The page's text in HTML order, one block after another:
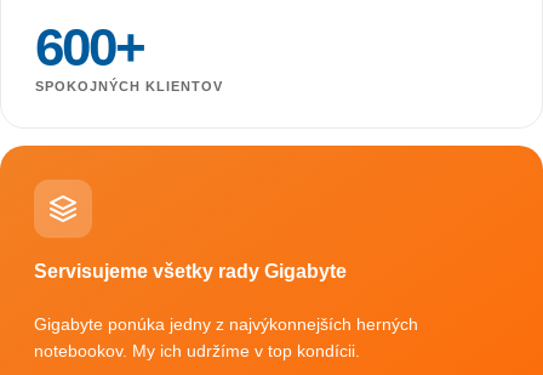
600+
SPOKOJNÝCH KLIENTOV
Servisujeme všetky rady Gigabyte
Gigabyte ponúka jedny z najvýkonnejších herných
notebookov. My ich udržíme v top kondícii.